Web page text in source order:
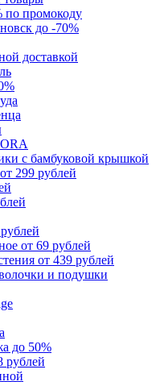
по промокоду
до -70%
доставкой
с бамбуковой крышкой
299 рублей
от 69 рублей
от 439 рублей
и подушки
до 50%
рублей